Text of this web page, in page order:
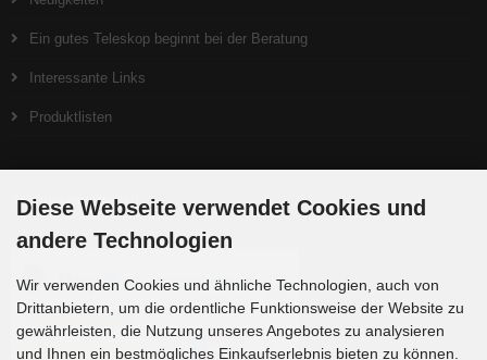
Ein gutes Teleskop beginnt bei der Beratung
Interessante Links
Produktlisten
Zahlungsmethoden
Diese Webseite verwendet Cookies und
andere Technologien
Wir verwenden Cookies und ähnliche Technologien, auch von
Drittanbietern, um die ordentliche Funktionsweise der Website zu
gewährleisten, die Nutzung unseres Angebotes zu analysieren
und Ihnen ein bestmögliches Einkaufserlebnis bieten zu können.